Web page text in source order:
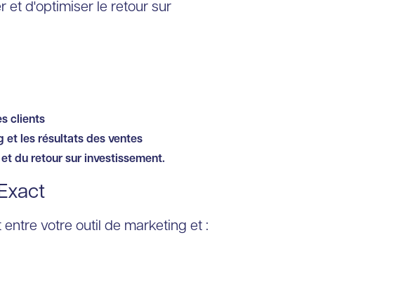
et d'optimiser le retour sur
clients
et les résultats des ventes
du retour sur investissement.
votre outil de marketing et :